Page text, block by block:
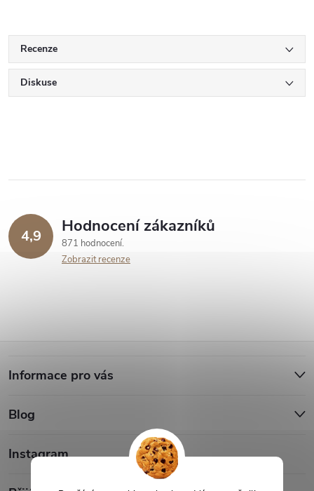
Recenze
Diskuse
4,9 Hodnocení zákazníků
871 hodnocení
Zobrazit recenze
á
p
a
Informace pro vás
Blog
Instagram